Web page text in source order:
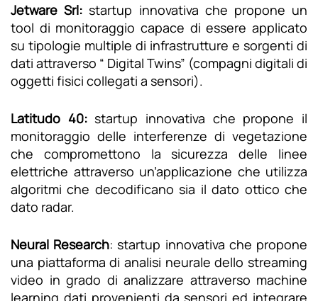
Jetware Srl: startup innovativa che propone un
tool di monitoraggio capace di essere applicato
su tipologie multiple di infrastrutture e sorgenti di
dati attraverso “ Digital Twins” (compagni digitali di
oggetti fisici collegati a sensori).
Latitudo 40:startup innovativa che propone il
monitoraggio delle interferenze di vegetazione
che compromettono la sicurezza delle linee
elettriche attraverso un’applicazione che utilizza
algoritmi che decodificano sia il dato ottico che
dato radar.
Neural Research: startup innovativa che propone
una piattaforma di analisi neurale dello streaming
video in grado di analizzare attraverso machine
learning dati provenienti da sensori ed integrare